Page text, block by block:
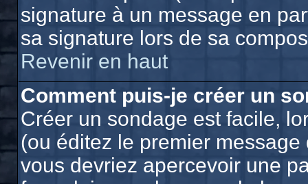
signature à un message en
sa signature lors de sa
Revenir en haut
Comment puis-je créer un
Créer un sondage est facile,
(ou éditez le premier
vous devriez apercevoir une